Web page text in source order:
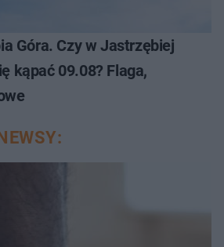
Góra. Czy w Jastrzębiej
kąpać 09.08? Flaga,